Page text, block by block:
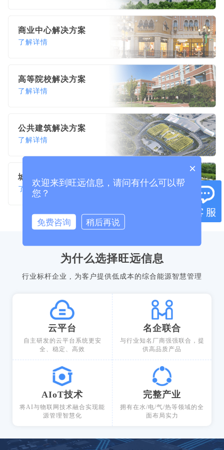
商业中心解决方案
了解详情
高等院校解决方案
了解详情
公共建筑解决方案
了解详情
城乡水务解决方案
了解详情
为什么选择旺远信息
行业标杆企业 , 为客户提供低成本的综合能源智慧管理
云平台
自主研发的云平台系统更安
全、稳定、高效
AIoT技术
将AI与物联网技术融合实现能
源管理智慧化
名企联合
与行业知名厂商强强联合，提
供高品质产品
完整产业
拥有在水/电/气/热等领域的全
面布局实力
×
欢迎来到旺远信息，请问有什么可以帮
您？
免费咨询 稍后再说